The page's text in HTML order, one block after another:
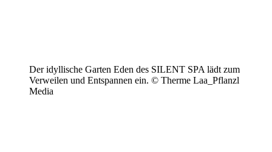
Der idyllische Garten Eden des SILENT SPA lädt zum
Verweilen und Entspannen ein. © Therme Laa_Pflanzl
Media